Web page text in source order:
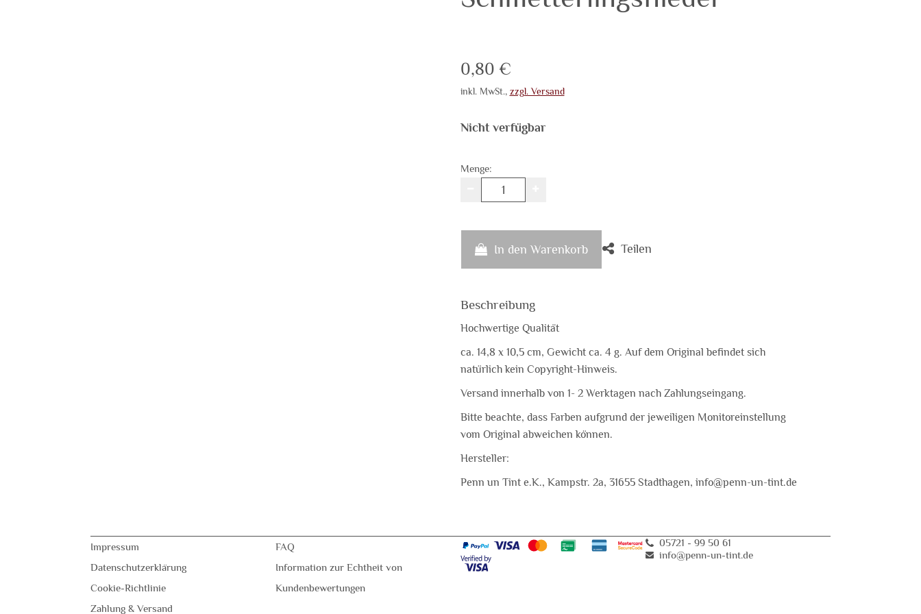
Verkaufspreis: 0,80 €
0,80 €
inkl. MwSt., zzgl. Versand
Nicht verfügbar
Menge:
In den Warenkorb Teilen
Beschreibung
Hochwertige Qualität
ca. 14,8 x 10,5 cm, Gewicht ca. 4 g. Auf dem Original befindet sich
natürlich kein Copyright-Hinweis.
Versand innerhalb von 1- 2 Werktagen nach Zahlungseingang.
Bitte beachte, dass Farben aufgrund der jeweiligen Monitoreinstellung
vom Original abweichen können.
Hersteller:
Penn un Tint e.K., Kampstr. 2a, 31655 Stadthagen, info@penn-un-tint.de
Impressum
Datenschutzerklärung
Cookie-Richtlinie
Zahlung & Versand
FAQ
Information zur Echtheit von
Kundenbewertungen
05721 - 99 50 61
info@penn-un-tint.de